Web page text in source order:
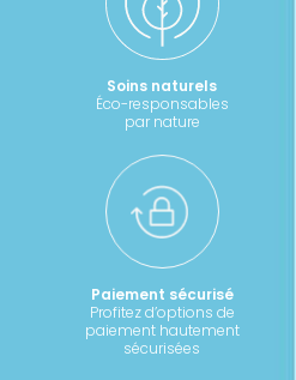
Soins naturels
Éco-responsables
par nature
Paiement sécurisé
Profitez d’options de
paiement hautement
sécurisées